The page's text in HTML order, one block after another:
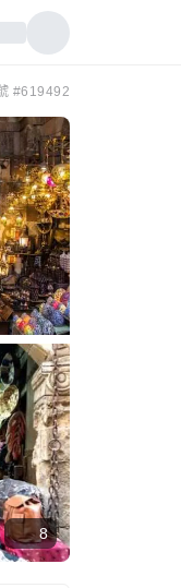
#619492
8